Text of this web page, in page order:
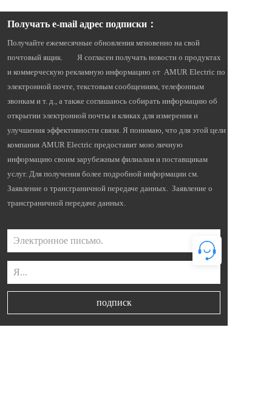
Получать e-mail адрес подписки：
Получайте ежемесячные обновления мгновенно на свой
почтовый ящик.        Я согласен получать новости о продуктах
и ​​коммерческую рекламную информацию от  AMUR Electric по
электронной почте, текстовым сообщениям, телефонным
звонкам и т. д., а также соглашаюсь собирать информацию об
открытии электронной почты и кликах для измерения и
улучшения эффективности связи. Я понимаю, что для этой цели
компания AMUR Electric предоставит мою личную
информацию своим зарубежным филиалам и поставщикам
услуг. Для получения более подробной информации см.
Заявление о трансграничной передаче данных.  Заявление о
трансграничной передаче данных.
Электронное письмо.
Я...
подписк